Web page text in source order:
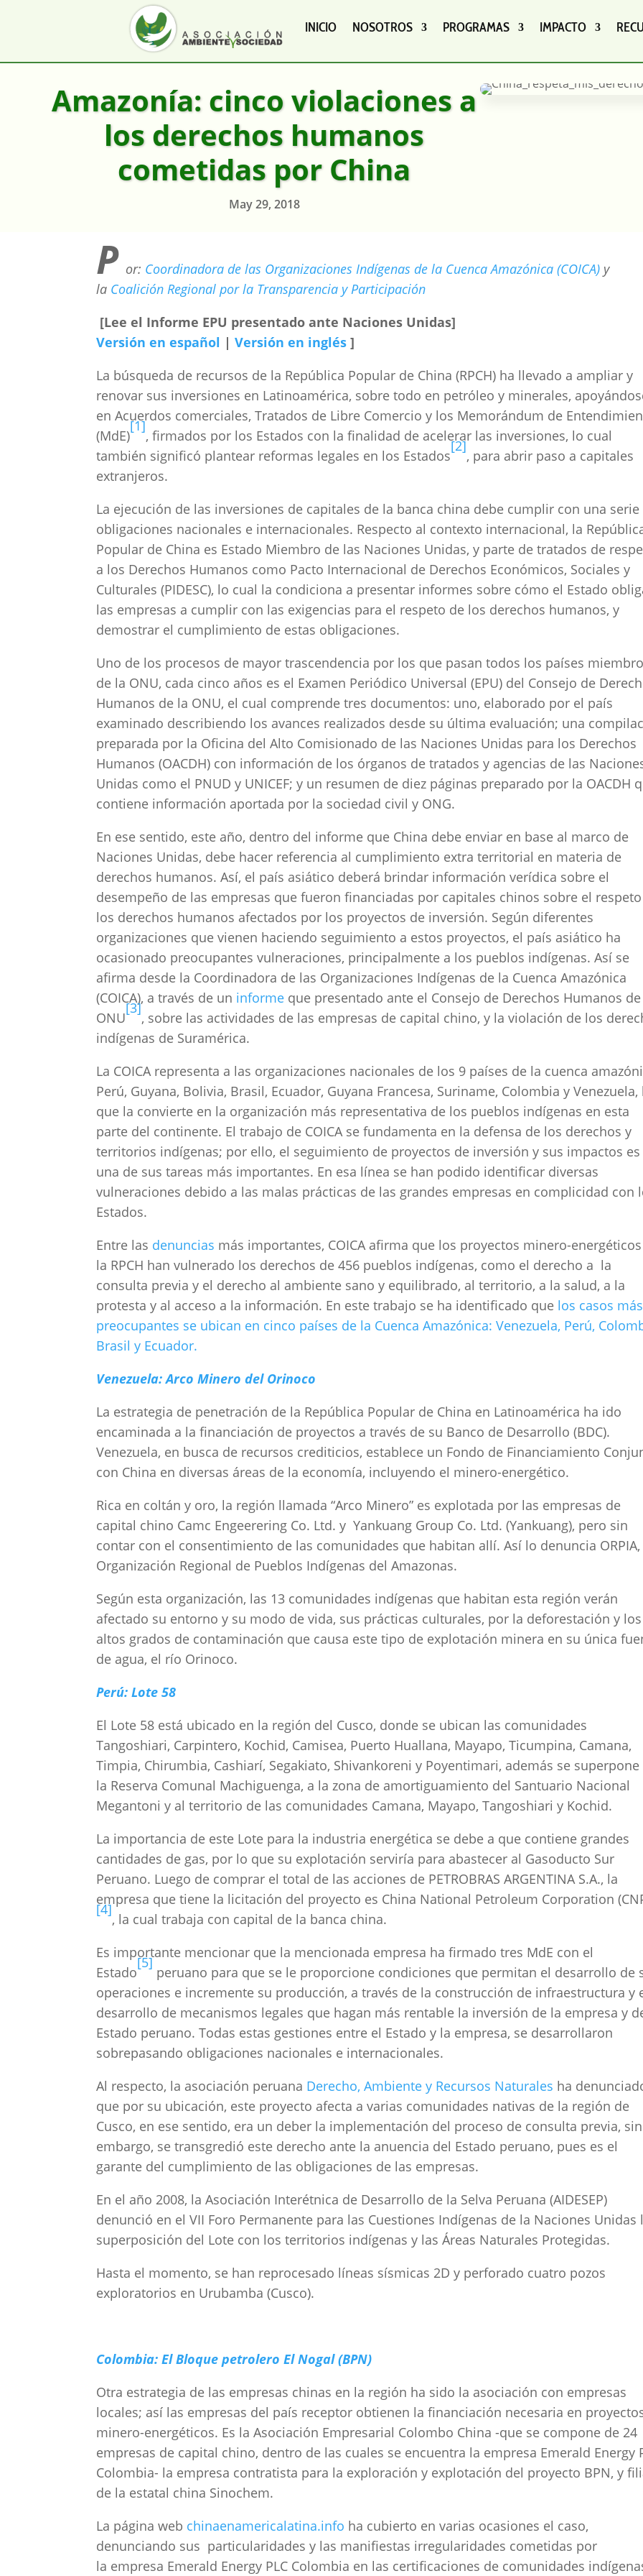
INICIO NOSOTROS PROGRAMAS IMPACTO
Amazonía: cinco violaciones a
los derechos humanos
cometidas por China
May 29, 2018
P or: Coordinadora de las Organizaciones Indígenas de la Cuenca Amazónica (COICA) y
la Coalición Regional por la Transparencia y Participación
[Lee el Informe EPU presentado ante Naciones Unidas]
Versión en español |Versión en inglés ]
La búsqueda de recursos de la República Popular de China (RPCH) ha llevado a ampliar y
renovar sus inversiones en Latinoamérica, sobre todo en petróleo y minerales,
en Acuerdos comerciales, Tratados de Libre Comercio y los Memorándum de
(MdE)
[1]
, firmados por los Estados con la finalidad de acelerar las inversiones, lo cual
también significó plantear reformas legales en los Estados
[2]
, para abrir paso a capitales
extranjeros.
La ejecución de las inversiones de capitales de la banca china debe cumplir con una serie
obligaciones nacionales e internacionales. Respecto al contexto internacional, la
Popular de China es Estado Miembro de las Naciones Unidas, y parte de tratados de
a los Derechos Humanos como Pacto Internacional de Derechos Económicos, Sociales y
Culturales (PIDESC), lo cual la condiciona a presentar informes sobre cómo el Estado
las empresas a cumplir con las exigencias para el respeto de los derechos humanos, y
demostrar el cumplimiento de estas obligaciones.
Uno de los procesos de mayor trascendencia por los que pasan todos los países
de la ONU, cada cinco años es el Examen Periódico Universal (EPU) del Consejo de
Humanos de la ONU, el cual comprende tres documentos: uno, elaborado por el país
examinado describiendo los avances realizados desde su última evaluación; una
preparada por la Oficina del Alto Comisionado de las Naciones Unidas para los Derechos
Humanos (OACDH) con información de los órganos de tratados y agencias de las
Unidas como el PNUD y UNICEF; y un resumen de diez páginas preparado por la OACDH
contiene información aportada por la sociedad civil y ONG.
En ese sentido, este año, dentro del informe que China debe enviar en base al marco de
Naciones Unidas, debe hacer referencia al cumplimiento extra territorial en materia de
derechos humanos. Así, el país asiático deberá brindar información verídica sobre el
desempeño de las empresas que fueron financiadas por capitales chinos sobre el
los derechos humanos afectados por los proyectos de inversión. Según diferentes
organizaciones que vienen haciendo seguimiento a estos proyectos, el país asiático ha
ocasionado preocupantes vulneraciones, principalmente a los pueblos indígenas. Así se
afirma desde la Coordinadora de las Organizaciones Indígenas de la Cuenca Amazónica
(COICA), a través de un informe que presentado ante el Consejo de Derechos Humanos
ONU
[3]
, sobre las actividades de las empresas de capital chino, y la violación de los
indígenas de Suramérica.
La COICA representa a las organizaciones nacionales de los 9 países de la cuenca
Perú, Guyana, Bolivia, Brasil, Ecuador, Guyana Francesa, Suriname, Colombia y Venezuela,
que la convierte en la organización más representativa de los pueblos indígenas en esta
parte del continente. El trabajo de COICA se fundamenta en la defensa de los derechos y
territorios indígenas; por ello, el seguimiento de proyectos de inversión y sus impactos es
una de sus tareas más importantes. En esa línea se han podido identificar diversas
vulneraciones debido a las malas prácticas de las grandes empresas en complicidad con
Estados.
Entre las denuncias más importantes, COICA afirma que los proyectos minero-
la RPCH han vulnerado los derechos de 456 pueblos indígenas, como el derecho a la
consulta previa y el derecho al ambiente sano y equilibrado, al territorio, a la salud, a la
protesta y al acceso a la información. En este trabajo se ha identificado que los casos más
preocupantes se ubican en cinco países de la Cuenca Amazónica: Venezuela, Perú,
Brasil y Ecuador.
Venezuela: Arco Minero del Orinoco
La estrategia de penetración de la República Popular de China en Latinoamérica ha ido
encaminada a la financiación de proyectos a través de su Banco de Desarrollo (BDC).
Venezuela, en busca de recursos crediticios, establece un Fondo de Financiamiento
con China en diversas áreas de la economía, incluyendo el minero-energético.
Rica en coltán y oro, la región llamada “Arco Minero” es explotada por las empresas de
capital chino Camc Engeerering Co. Ltd. y Yankuang Group Co. Ltd. (Yankuang), pero sin
contar con el consentimiento de las comunidades que habitan allí. Así lo denuncia ORPIA,
Organización Regional de Pueblos Indígenas del Amazonas.
Según esta organización, las 13 comunidades indígenas que habitan esta región verán
afectado su entorno y su modo de vida, sus prácticas culturales, por la deforestación y los
altos grados de contaminación que causa este tipo de explotación minera en su única
de agua, el río Orinoco.
Perú: Lote 58
El Lote 58 está ubicado en la región del Cusco, donde se ubican las comunidades
Tangoshiari, Carpintero, Kochid, Camisea, Puerto Huallana, Mayapo, Ticumpina, Camana,
Timpia, Chirumbia, Cashiarí, Segakiato, Shivankoreni y Poyentimari, además se superpone
la Reserva Comunal Machiguenga, a la zona de amortiguamiento del Santuario Nacional
Megantoni y al territorio de las comunidades Camana, Mayapo, Tangoshiari y Kochid.
La importancia de este Lote para la industria energética se debe a que contiene grandes
cantidades de gas, por lo que su explotación serviría para abastecer al Gasoducto Sur
Peruano. Luego de comprar el total de las acciones de PETROBRAS ARGENTINA S.A., la
empresa que tiene la licitación del proyecto es China National Petroleum Corporation
[4]
, la cual trabaja con capital de la banca china.
Es importante mencionar que la mencionada empresa ha firmado tres MdE con el
Estado
[5]
peruano para que se le proporcione condiciones que permitan el desarrollo de
operaciones e incremente su producción, a través de la construcción de infraestructura y
desarrollo de mecanismos legales que hagan más rentable la inversión de la empresa y
Estado peruano. Todas estas gestiones entre el Estado y la empresa, se desarrollaron
sobrepasando obligaciones nacionales e internacionales.
Al respecto, la asociación peruana Derecho, Ambiente y Recursos Naturales ha
que por su ubicación, este proyecto afecta a varias comunidades nativas de la región de
Cusco, en ese sentido, era un deber la implementación del proceso de consulta previa, sin
embargo, se transgredió este derecho ante la anuencia del Estado peruano, pues es el
garante del cumplimiento de las obligaciones de las empresas.
En el año 2008, la Asociación Interétnica de Desarrollo de la Selva Peruana (AIDESEP)
denunció en el VII Foro Permanente para las Cuestiones Indígenas de la Naciones Unidas
superposición del Lote con los territorios indígenas y las Áreas Naturales Protegidas.
Hasta el momento, se han reprocesado líneas sísmicas 2D y perforado cuatro pozos
exploratorios en Urubamba (Cusco).
Colombia: El Bloque petrolero El Nogal (BPN)
Otra estrategia de las empresas chinas en la región ha sido la asociación con empresas
locales; así las empresas del país receptor obtienen la financiación necesaria en
minero-energéticos. Es la Asociación Empresarial Colombo China -que se compone de 24
empresas de capital chino, dentro de las cuales se encuentra la empresa Emerald Energy
Colombia- la empresa contratista para la exploración y explotación del proyecto BPN, y
de la estatal china Sinochem.
La página web chinaenamericalatina.info ha cubierto en varias ocasiones el caso,
denunciando sus particularidades y las manifiestas irregularidades cometidas por
la empresa Emerald Energy PLC Colombia en las certificaciones de comunidades